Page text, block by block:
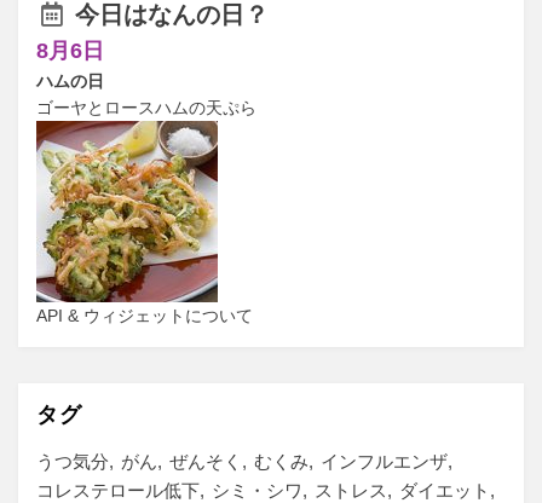
今日はなんの日？
8月6日
ハムの日
ゴーヤとロースハムの天ぷら
API & ウィジェットについて
タグ
うつ気分 がん ぜんそく むくみ
インフルエンザ
コレステロール低下
シミ・シワ ストレス
ダイエット